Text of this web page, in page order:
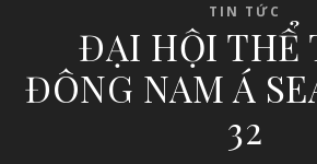
TIN TỨC
ĐẠI HỘI THỂ
ĐÔNG NAM Á
32